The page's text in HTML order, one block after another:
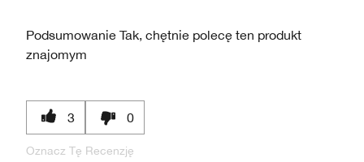
Podsumowanie Tak, chętnie polecę ten produkt
znajomym
3 0
Oznacz Tę Recenzję